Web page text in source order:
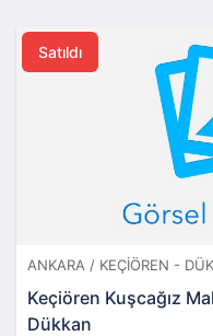
Satıldı
ANKARA / KEÇIÖREN -
Keçiören Kuşcağız
Dükkan